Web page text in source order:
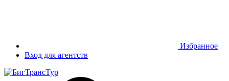
Избранное
Вход для агентств